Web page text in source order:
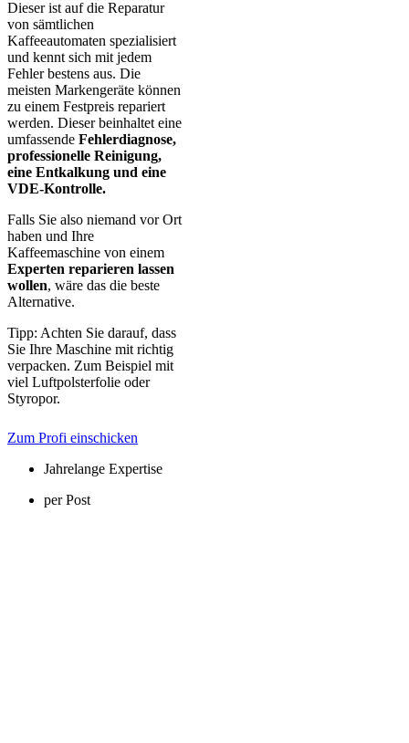
Dieser ist auf die Reparatur
von sämtlichen
Kaffeeautomaten spezialisiert
und kennt sich mit jedem
Fehler bestens aus. Die
meisten Markengeräte können
zu einem Festpreis repariert
werden. Dieser beinhaltet eine
umfassende Fehlerdiagnose,
professionelle Reinigung,
eine Entkalkung und eine
VDE-Kontrolle.
Falls Sie also niemand vor Ort
haben und Ihre
Kaffeemaschine von einem
Experten reparieren lassen
wollen, wäre das die beste
Alternative.
Tipp: Achten Sie darauf, dass
Sie Ihre Maschine mit richtig
verpacken. Zum Beispiel mit
viel Luftpolsterfolie oder
Styropor.
Zum Profi einschicken
Jahrelange Expertise
per Post